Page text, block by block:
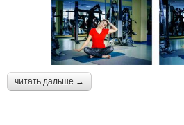
читать дальше →